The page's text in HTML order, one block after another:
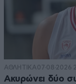
ΑΘΛΗΤΙΚΑ07·08·2026
Ακυρώνει δύο